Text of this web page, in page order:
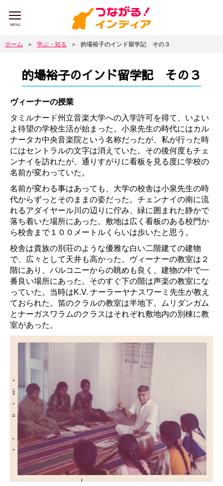
MENU
ホーム ＞ 学ぶ・知る ＞ 的場裕子のインド留学記 その３
的場裕子のインド留学記 その３
ヴィーナーの授業
タミルナード州立音楽大学への入学許可を得て、いよい
よ待望の学校生活が始まった。小泉先生の時代にはカル
ナータカ中央音楽院という名称だったが、私が行った時
にはセントラルの文字は消えていた。その後何度もチェ
ンナイを訪れたが、通りすがりに看板を見る度に学校の
名前が変わっていた。
名前が変わる事はあっても、大学の校舎は小泉先生の時
代からずっとそのままの姿だった。チェンナイの南に流
れるアダイヤール川の辺りに佇み、緑に囲まれた静かで
落ち着いた場所にあった。敷地は広く看板のある校門か
ら校舎まで１００メートルくらいは歩いたと思う。
校舎は貴族の別荘のような優雅な白い二階建ての建物
で、広々として天井も高かった。ヴィーナーの教室は２
階にあり、バルコニーからの眺めも良く、建物の中で一
番良い場所にあった。そのすぐ下の階は声楽の教室にな
っていた。当時はK.V. ナーラーヤナスワーミ先生が教え
ておられた。笛のクラルの教室は半地下。ムリダンガム
とナーガスワラムのクラスはそれぞれ敷地内の別棟に教
室があった。